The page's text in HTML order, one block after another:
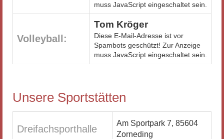
muss JavaScript eingeschaltet sein.
Volleyball:
Tom Kröger
Diese E-Mail-Adresse ist vor
Spambots geschützt! Zur Anzeige
muss JavaScript eingeschaltet sein.
Unsere Sportstätten
Dreifachsporthalle
Am Sportpark 7, 85604
Zorneding